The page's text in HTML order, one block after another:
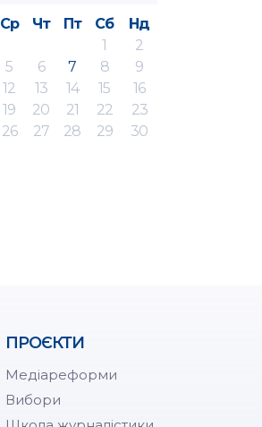
Ср Чт Пт Сб
Нд
1
2
5 6 7 8
9
12 13 14 15
16
19 20 21 22
23
26 27 28 29
30
ПРОЄКТИ
Медіареформи
Вибори